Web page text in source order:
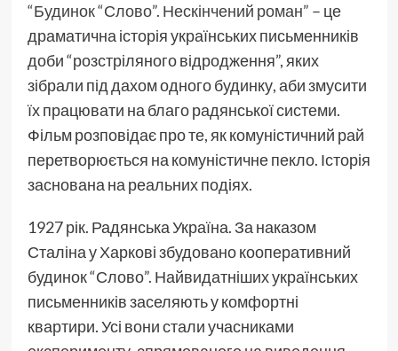
“Будинок “Слово”. Нескінчений роман” – це
драматична історія українських письменників
доби “розстріляного відродження”, яких
зібрали під дахом одного будинку, аби змусити
їх працювати на благо радянської системи.
Фільм розповідає про те, як комуністичний рай
перетворюється на комуністичне пекло. Історія
заснована на реальних подіях.
1927 рік. Радянська Україна. За наказом
Сталіна у Харкові збудовано кооперативний
будинок “Слово”. Найвидатніших українських
письменників заселяють у комфортні
квартири. Усі вони стали учасниками